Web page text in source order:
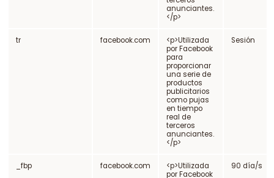
anunciantes.
</p>
tr facebook.com
<p>Utilizada
por Facebook
para
proporcionar
una serie de
productos
publicitarios
como pujas
en tiempo
real de
terceros
anunciantes.
</p>
Sesión
_fbp facebook.com
<p>Utilizada
por Facebook
90 día/s